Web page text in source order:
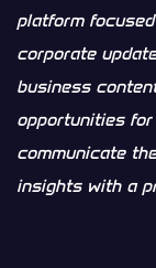
platform
corporate
business
opportunities
communicate
insights with a